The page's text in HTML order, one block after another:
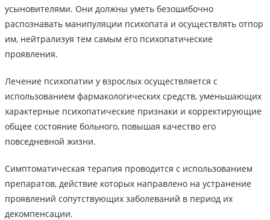
усыновителями. Они должны уметь безошибочно
распознавать манипуляции психопата и осуществлять отпор
им, нейтрализуя тем самым его психопатические
проявления.
Лечение психопатии у взрослых осуществляется с
использованием фармакологических средств, уменьшающих
характерные психопатические признаки и корректирующие
общее состояние больного, повышая качество его
повседневной жизни.
Симптоматическая терапия проводится с использованием
препаратов, действие которых направлено на устранение
проявлений сопутствующих заболеваний в период их
декомпенсации.